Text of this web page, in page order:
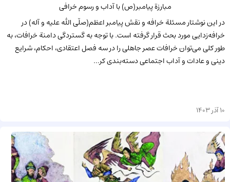
مبارزة پیامبر(ص) با آداب و رسوم خرافی
در این نوشتار مسئلة خرافه و نقش پیامبر اعظم(صلّی الله علیه و آله) در
خرافه‌زدایی مورد بحث قرار گرفته است. با توجه به گستردگی دامنة خرافات، به
طور کلی می‌توان خرافات عصر جاهلی را در سه فصل اعتقادی، احکام، شرایع
دینی و عادات و آداب اجتماعی دسته‌بندی کر...
10 آذر 1403